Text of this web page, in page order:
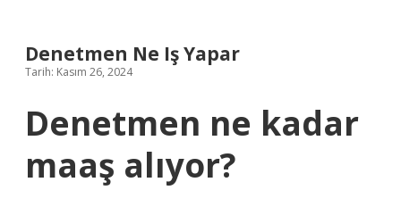
Denetmen Ne Iş Yapar
Tarih: Kasım 26, 2024
Denetmen ne kadar
maaş alıyor?